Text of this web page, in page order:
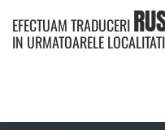
EFECTUAM TRADUCERI
IN URMATOARELE LOCALITATI